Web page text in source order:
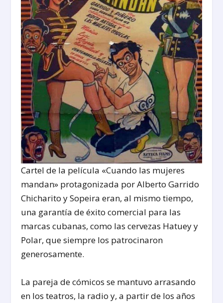
Cartel de la película «Cuando las mujeres
mandan» protagonizada por Alberto Garrido
Chicharito y Sopeira eran, al mismo tiempo,
una garantía de éxito comercial para las
marcas cubanas, como las cervezas Hatuey y
Polar, que siempre los patrocinaron
generosamente.
La pareja de cómicos se mantuvo arrasando
en los teatros, la radio y, a partir de los años